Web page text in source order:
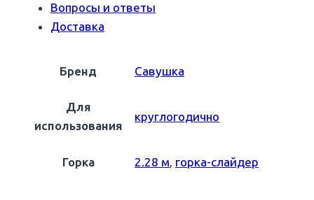
Вопросы и ответы
Доставка
Бренд Савушка
Для
использования
круглогодично
Горка 2.28 м, горка-слайдер